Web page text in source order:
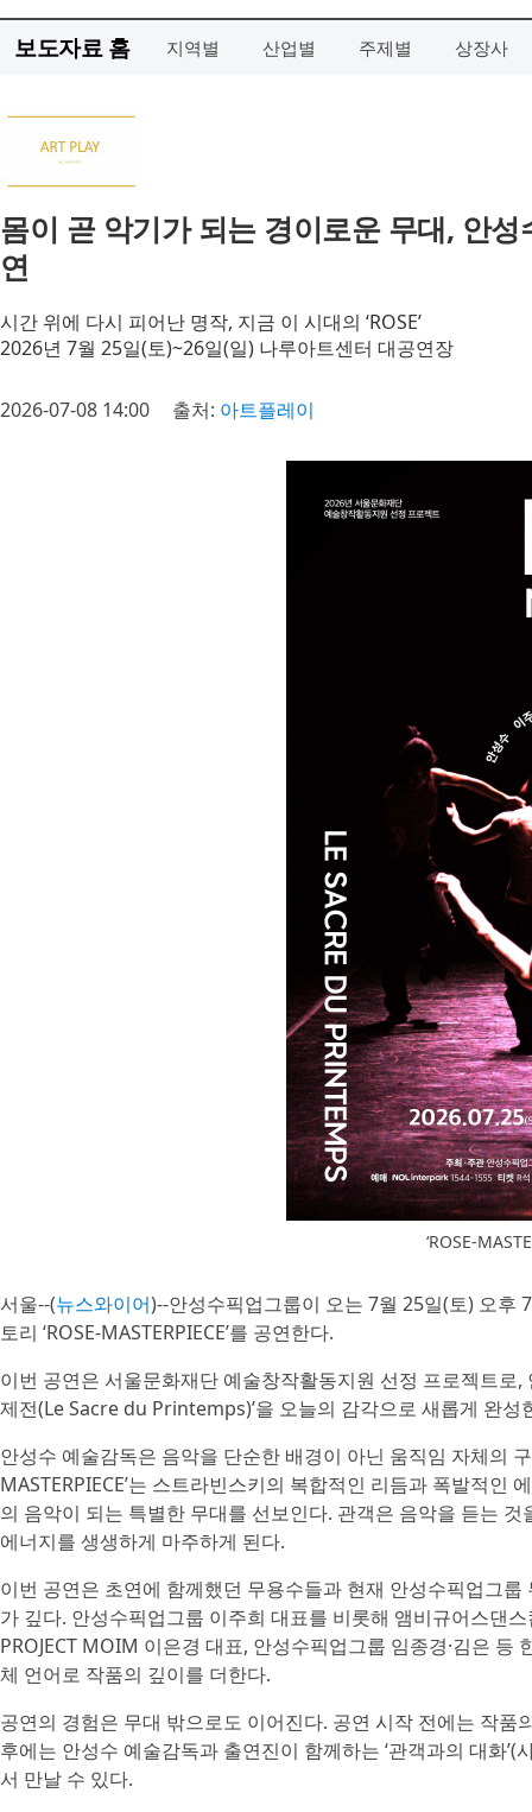
보도자료 홈 지역별 산업별 주제별 상장사
몸이 곧 악기가 되는 경이로운 무대, 안성
연
시간 위에 다시 피어난 명작, 지금 이 시대의 ‘ROSE’
2026년 7월 25일(토)~26일(일) 나루아트센터 대공연장
2026-07-08 14:00 출처: 아트플레이
‘ROSE-
서울--(뉴스와이어)--안성수픽업그룹이 오는 7월 25일(토) 오후
토리 ‘ROSE-MASTERPIECE’를 공연한다.
이번 공연은 서울문화재단 예술창작활동지원 선정 프로젝트로
제전(Le Sacre du Printemps)’​을 오늘의 감각으로 새롭게 완성
안성수 예술감독은 음악을 단순한 배경이 아닌 움직임 자체의
MASTERPIECE’는 스트라빈스키의 복합적인 리듬과 폭발적
의 음악이 되는 특별한 무대를 선보인다. 관객은 음악을 듣는
에너지를 생생하게 마주하게 된다.
이번 공연은 초연에 함께했던 무용수들과 현재 안성수픽업그
가 깊다. 안성수픽업그룹 이주희 대표를 비롯해 앰비규어스댄
PROJECT MOIM 이은경 대표, 안성수픽업그룹 ​임종경·​김은
체 언어로 작품의 깊이를 더한다.
공연의 경험은 무대 밖으로도 이어진다. 공연 시작 전에는 작
후에는 안성수 예술감독과 출연진이 함께하는 ‘관객과의 대화
서 만날 수 있다.